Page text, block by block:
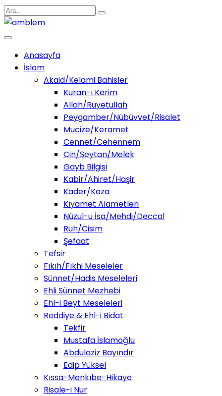
Anasayfa
İslam
Akaid/Kelami Bahisler
Kuran-ı Kerim
Allah/Ruyetullah
Peygamber/Nübüvvet/Risalet
Mucize/Keramet
Cennet/Cehennem
Cin/Şeytan/Melek
Gayb Bilgisi
Kabir/Ahiret/Haşir
Kader/Kaza
Kıyamet Alametleri
Nüzul-u İsa/Mehdi/Deccal
Ruh/Cisim
Şefaat
Tefsir
Fıkıh/Fıkhi Meseleler
Sünnet/Hadis Meseleleri
Ehli Sünnet Mezhebi
Ehl-i Beyt Meseleleri
Reddiye & Ehl-i Bidat
Tekfir
Mustafa İslamoğlu
Abdulaziz Bayındır
Edip Yüksel
Kıssa-Menkıbe-Hikaye
Risale-i Nur